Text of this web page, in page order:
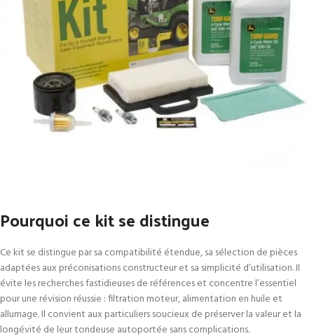
Pourquoi ce kit se distingue
Ce kit se distingue par sa compatibilité étendue, sa sélection de pièces
adaptées aux préconisations constructeur et sa simplicité d’utilisation. Il
évite les recherches fastidieuses de références et concentre l’essentiel
pour une révision réussie : filtration moteur, alimentation en huile et
allumage. Il convient aux particuliers soucieux de préserver la valeur et la
longévité de leur tondeuse autoportée sans complications.